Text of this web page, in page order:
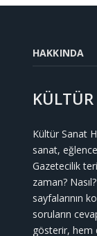
HAKKINDA
KÜLTÜR
Kültür Sanat
sanat,
Gazetecilik
zaman?
sayfalarının
soruların
gösterir, hem